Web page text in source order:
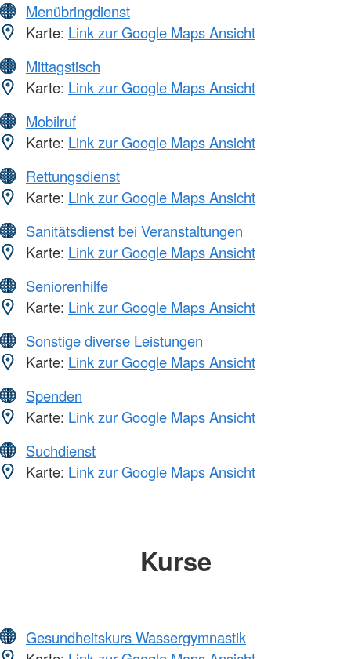
Menübringdienst
Karte: Link zur Google Maps Ansicht
Mittagstisch
Karte: Link zur Google Maps Ansicht
Mobilruf
Karte: Link zur Google Maps Ansicht
Rettungsdienst
Karte: Link zur Google Maps Ansicht
Sanitätsdienst bei Veranstaltungen
Karte: Link zur Google Maps Ansicht
Seniorenhilfe
Karte: Link zur Google Maps Ansicht
Sonstige diverse Leistungen
Karte: Link zur Google Maps Ansicht
Spenden
Karte: Link zur Google Maps Ansicht
Suchdienst
Karte: Link zur Google Maps Ansicht
Kurse
Gesundheitskurs Wassergymnastik